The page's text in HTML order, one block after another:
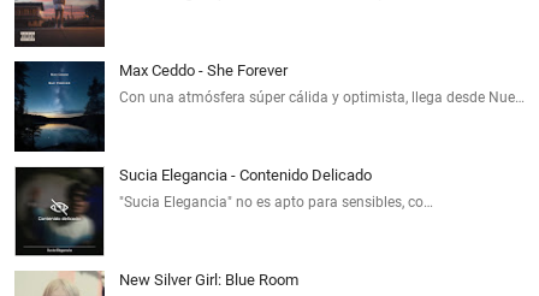
Max Ceddo - She Forever
Con una atmósfera súper cálida y optimista, llega desde Nue…
Sucia Elegancia - Contenido Delicado
"Sucia Elegancia" no es apto para sensibles, co…
New Silver Girl: Blue Room